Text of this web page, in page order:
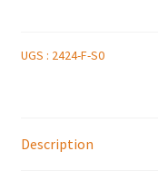
UGS : 2424-F-S0
Description